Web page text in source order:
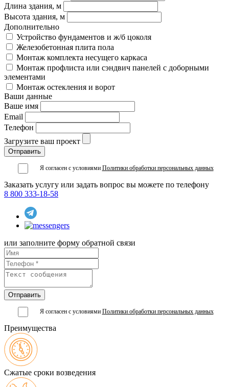
Длина здания, м
Высота здания, м
Дополнительно
Устройство фундаментов и ж/б цоколя
Железобетонная плита пола
Монтаж комплекта несущего каркаса
Монтаж профлиста или сэндвич панелей с доборными
элементами
Монтаж остекления и ворот
Ваши данные
Ваше имя
Email
Телефон
Загрузите ваш проект
Я согласен с условиями Политики обработки персональных данных
Заказать услугу или задать вопрос вы можете по телефону
8 800 333-18-58
или заполните форму обратной связи
Я согласен с условиями Политики обработки персональных данных
Преимущества
Сжатые сроки возведения